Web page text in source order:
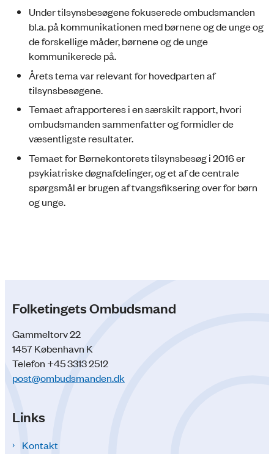
Under tilsynsbesøgene fokuserede ombudsmanden
bl.a. på kommunikationen med børnene og de unge og
de forskellige måder, børnene og de unge
kommunikerede på.
Årets tema var relevant for hovedparten af
tilsynsbesøgene.
Temaet afrapporteres i en særskilt rapport, hvori
ombudsmanden sammenfatter og formidler de
væsentligste resultater.
Temaet for Børnekontorets tilsynsbesøg i 2016 er
psykiatriske døgnafdelinger, og et af de centrale
spørgsmål er brugen af tvangsfiksering over for børn
og unge.
Folketingets Ombudsmand
Gammeltorv 22
1457 København K
Telefon +45 3313 2512
post@ombudsmanden.dk
Links
Kontakt